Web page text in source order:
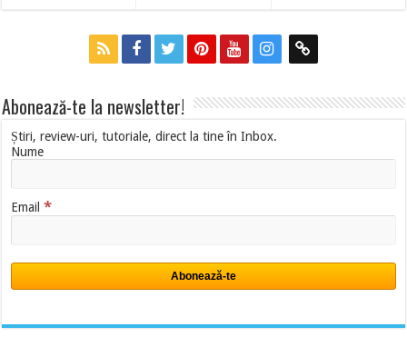
Abonează-te la newsletter!
Știri, review-uri, tutoriale, direct la tine în Inbox.
Nume
Email*